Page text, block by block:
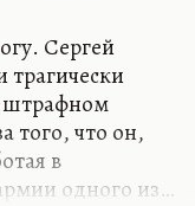
время делает
в том,
Сергей
трагически
штрафном
того, что он,
в
одного из…